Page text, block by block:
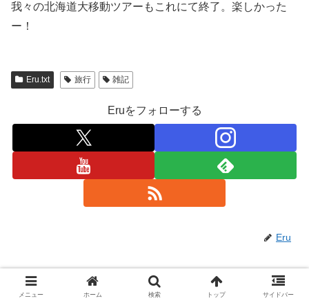
我々の北海道大移動ツアーもこれにて終了。楽しかった
ー！
Eru.txt 旅行 雑記
Eruをフォローする
Eru
関連記事
メニュー ホーム 検索 トップ サイドバー